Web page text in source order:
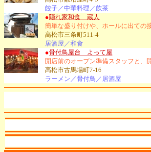
餃子／中華料理／飲茶
●隠れ家和食 蔵人
簡単な盛り付けや、ホールに出ての
高松市三条町511-4
居酒屋／和食
●骨付鳥屋台 よって屋
開店前のオープン準備スタッフと、
高松市古馬場町7-16
ラーメン／骨付鳥／居酒屋